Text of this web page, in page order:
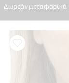
Δωρεάν μεταφορικά